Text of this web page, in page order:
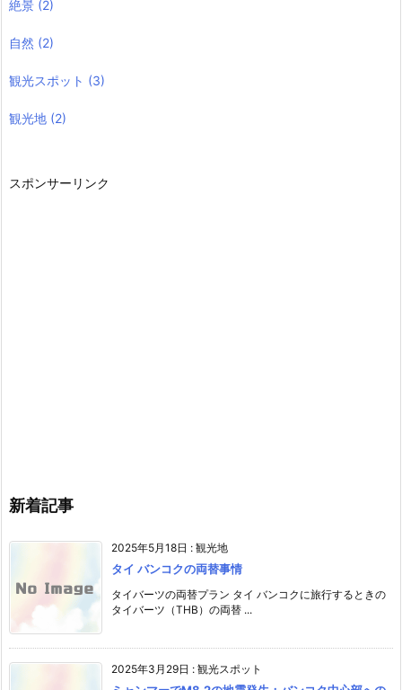
絶景 (2)
自然 (2)
観光スポット (3)
観光地 (2)
スポンサーリンク
新着記事
2025年5月18日 : 観光地
タイ バンコクの両替事情
タイバーツの両替プラン タイ バンコクに旅行するときの
タイバーツ（THB）の両替 ...
2025年3月29日 : 観光スポット